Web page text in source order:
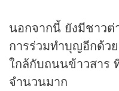
นอกจากนี้ ยังมีชาวต่
การร่วมทำบุญอีกด้ว
ใกล้กับถนนข้าวสาร
จำนวนมาก